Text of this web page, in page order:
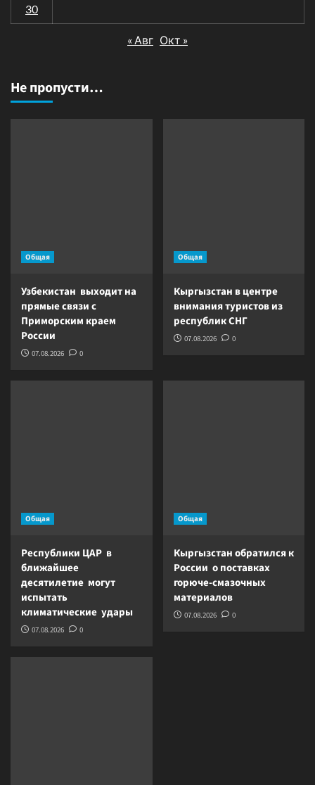
30
« Авг Окт »
Не пропусти…
Общая
Узбекистан выходит на
прямые связи с
Приморским краем
России
07.08.2026 0
Общая
Кыргызстан в центре
внимания туристов из
республик СНГ
07.08.2026 0
Общая
Республики ЦАР в
ближайшее
десятилетие могут
испытать
климатические удары
07.08.2026 0
Общая
Кыргызстан обратился к
России о поставках
горюче-смазочных
материалов
07.08.2026 0